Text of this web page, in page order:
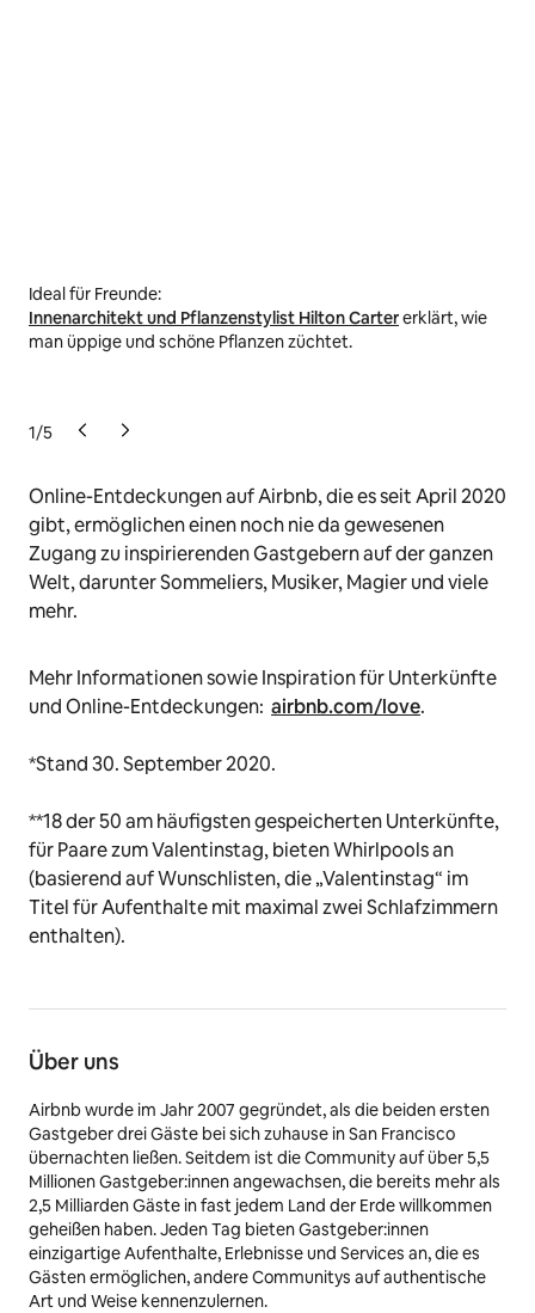
Ideal für Freunde:
Innenarchitekt und Pflanzenstylist Hilton Cartererklärt, wie
man üppige und schöne Pflanzen züchtet.
1/5
Online-Entdeckungen auf Airbnb, die es seit April 2020
gibt, ermöglichen einen noch nie da gewesenen
Zugang zu inspirierenden Gastgebern auf der ganzen
Welt, darunter Sommeliers, Musiker, Magier und viele
mehr.
Mehr Informationen sowie Inspiration für Unterkünfte
und Online-Entdeckungen: airbnb.com/love.
*Stand 30. September 2020.
**18 der 50 am häufigsten gespeicherten Unterkünfte,
für Paare zum Valentinstag, bieten Whirlpools an
(basierend auf Wunschlisten, die „Valentinstag“ im
Titel für Aufenthalte mit maximal zwei Schlafzimmern
enthalten).
Über uns
Airbnb wurde im Jahr 2007 gegründet, als die beiden ersten
Gastgeber drei Gäste bei sich zuhause in San Francisco
übernachten ließen. Seitdem ist die Community auf über 5,5
Millionen Gastgeber:innen angewachsen, die bereits mehr als
2,5 Milliarden Gäste in fast jedem Land der Erde willkommen
geheißen haben. Jeden Tag bieten Gastgeber:innen
einzigartige Aufenthalte, Erlebnisse und Services an, die es
Gästen ermöglichen, andere Communitys auf authentische
Art und Weise kennenzulernen.